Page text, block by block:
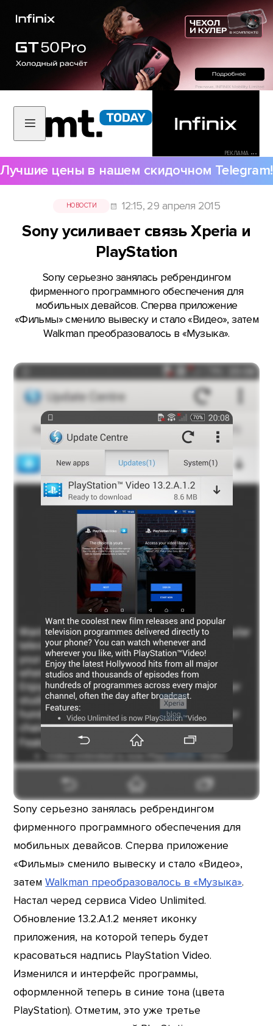
РЕКЛАМА •••
Лучшие цены в нашем скидочном Telegram!
НОВОСТИ 12:15, 29 апреля 2015
Sony усиливает связь Xperia и
PlayStation
Sony серьезно занялась ребрендингом
фирменного программного обеспечения для
мобильных девайсов. Сперва приложение
«Фильмы» сменило вывеску и стало «Видео», затем
Walkman преобразовалось в «Музыка».
Sony серьезно занялась ребрендингом
фирменного программного обеспечения для
мобильных девайсов. Сперва приложение
«Фильмы» сменило вывеску и стало «Видео»,
затемWalkman преобразовалось в «Музыка».
Настал черед сервиса Video Unlimited.
Обновление 13.2.A.1.2 меняет иконку
приложения, на которой теперь будет
красоваться надпись PlayStation Video.
Изменился и интерфейс программы,
оформленной теперь в синие тона (цвета
PlayStation). Отметим, это уже третье